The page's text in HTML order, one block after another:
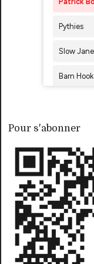
Pour s'abonner